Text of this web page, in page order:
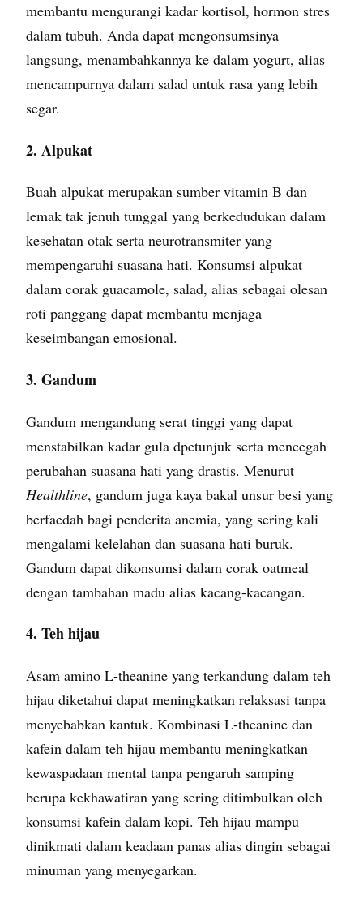
membantu mengurangi kadar kortisol, hormon stres
dalam tubuh. Anda dapat mengonsumsinya
langsung, menambahkannya ke dalam yogurt, alias
mencampurnya dalam salad untuk rasa yang lebih
segar.
2. Alpukat
Buah alpukat merupakan sumber vitamin B dan
lemak tak jenuh tunggal yang berkedudukan dalam
kesehatan otak serta neurotransmiter yang
mempengaruhi suasana hati. Konsumsi alpukat
dalam corak guacamole, salad, alias sebagai olesan
roti panggang dapat membantu menjaga
keseimbangan emosional.
3. Gandum
Gandum mengandung serat tinggi yang dapat
menstabilkan kadar gula dpetunjuk serta mencegah
perubahan suasana hati yang drastis. Menurut
Healthline, gandum juga kaya bakal unsur besi yang
berfaedah bagi penderita anemia, yang sering kali
mengalami kelelahan dan suasana hati buruk.
Gandum dapat dikonsumsi dalam corak oatmeal
dengan tambahan madu alias kacang-kacangan.
4. Teh hijau
Asam amino L-theanine yang terkandung dalam teh
hijau diketahui dapat meningkatkan relaksasi tanpa
menyebabkan kantuk. Kombinasi L-theanine dan
kafein dalam teh hijau membantu meningkatkan
kewaspadaan mental tanpa pengaruh samping
berupa kekhawatiran yang sering ditimbulkan oleh
konsumsi kafein dalam kopi. Teh hijau mampu
dinikmati dalam keadaan panas alias dingin sebagai
minuman yang menyegarkan.